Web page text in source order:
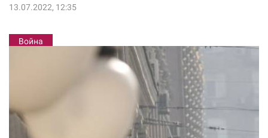
13.07.2022, 12:35
Война